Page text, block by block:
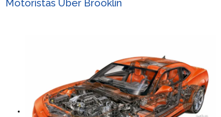
Motoristas Uber Brooklin